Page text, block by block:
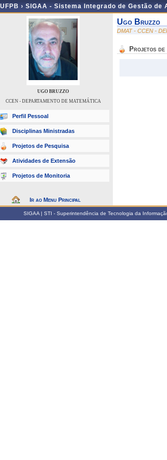
UFPB › SIGAA - Sistema Integrado de Gestão de
UGO BRUZZO
CCEN - DEPARTAMENTO DE MATEMÁTICA
Perfil Pessoal
Disciplinas Ministradas
Projetos de Pesquisa
Atividades de Extensão
Projetos de Monitoria
Ir ao Menu Principal
Ugo Bruzzo
DMAT - CCEN -
Projetos de
SIGAA | STI - Superintendência de Tecnologia da